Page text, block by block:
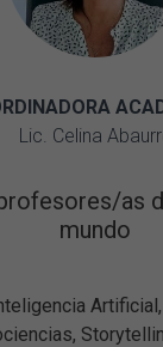
Lic. Celina
as
mundo